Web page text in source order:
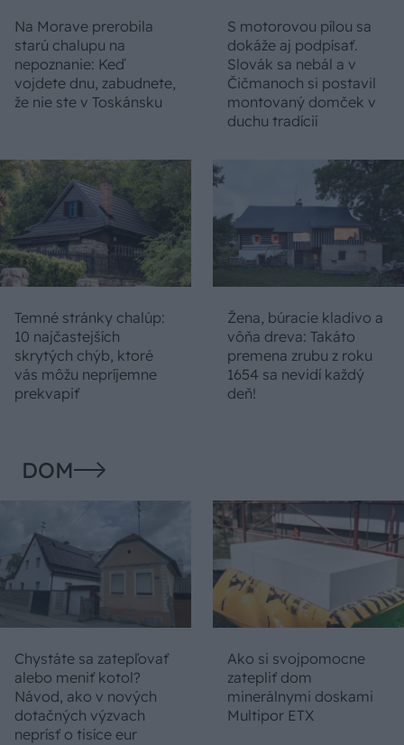
Na Morave prerobila
starú chalupu na
nepoznanie: Keď
vojdete dnu, zabudnete,
že nie ste v Toskánsku
S motorovou pílou sa
dokáže aj podpísať.
Slovák sa nebál a v
Čičmanoch si postavil
montovaný domček v
duchu tradícií
Temné stránky chalúp:
10 najčastejších
skrytých chýb, ktoré
vás môžu nepríjemne
prekvapiť
Žena, búracie kladivo a
vôňa dreva: Takáto
premena zrubu z roku
1654 sa nevidí každý
deň!
DOM
Chystáte sa zatepľovať
alebo meniť kotol?
Návod, ako v nových
dotačných výzvach
neprísť o tisíce eur
Ako si svojpomocne
zatepliť dom
minerálnymi doskami
Multipor ETX